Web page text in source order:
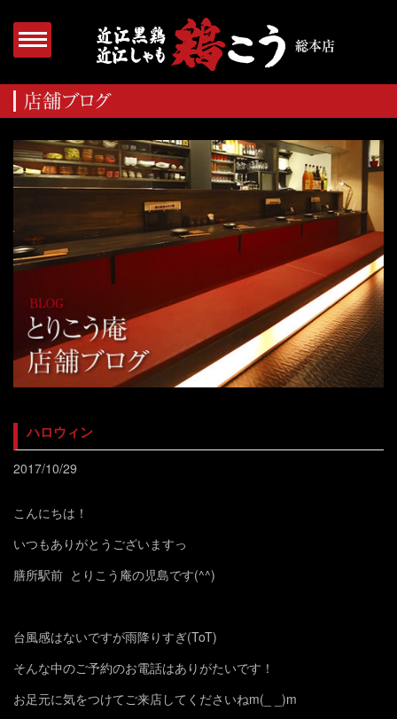
ハロウィン
2017/10/29
こんにちは！
いつもありがとうございますっ
膳所駅前 とりこう庵の児島です(^^)
台風感はないですが雨降りすぎ(ToT)
そんな中のご予約のお電話はありがたいです！
お足元に気をつけてご来店してくださいねm(_ _)m